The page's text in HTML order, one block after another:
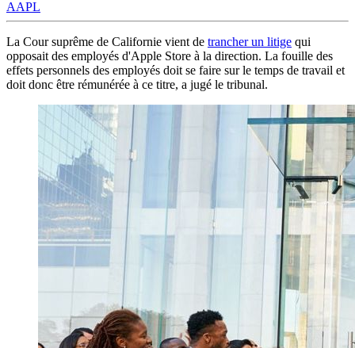
AAPL
La Cour suprême de Californie vient de trancher un litige qui
opposait des employés d'Apple Store à la direction. La fouille des
effets personnels des employés doit se faire sur le temps de travail et
doit donc être rémunérée à ce titre, a jugé le tribunal.